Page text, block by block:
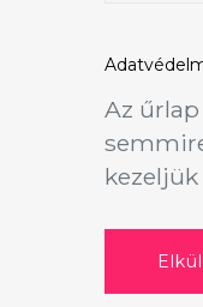
Az
kezeljük